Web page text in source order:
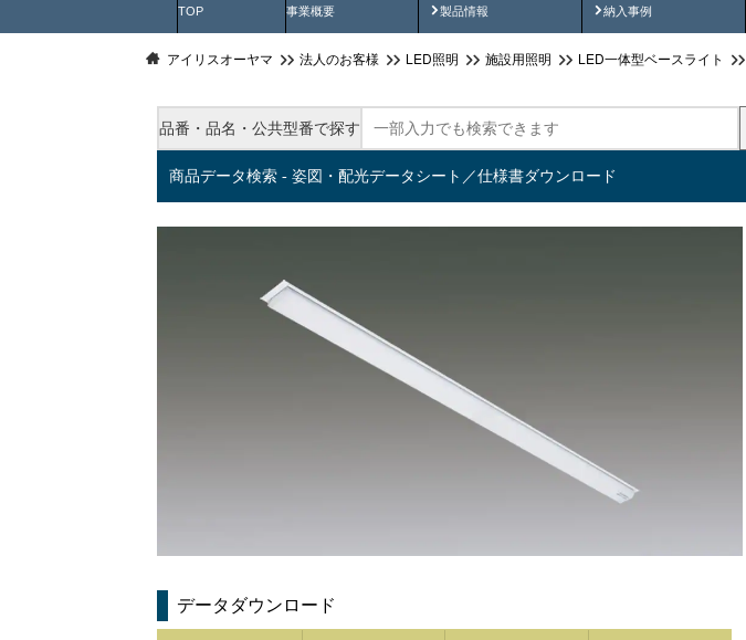
TOP 事業概要 製品情報
製品動画 納入事例
納入事例動画
アイリスオーヤマ 法人のお客様 LED照明 施設用照明 LED一体型ベースライト
品番・品名・公共型番で探す
商品データ検索 - 姿図・配光データシート／仕様書ダウンロード
データダウンロード